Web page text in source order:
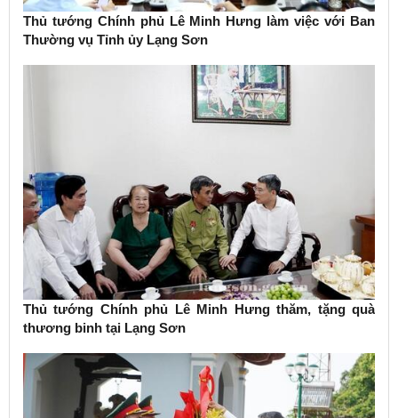
Thủ tướng Chính phủ Lê Minh Hưng làm việc với Ban
Thường vụ Tỉnh ủy Lạng Sơn
Thủ tướng Chính phủ Lê Minh Hưng thăm, tặng quà
thương binh tại Lạng Sơn